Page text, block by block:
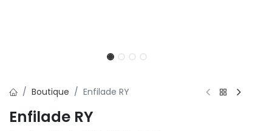
Boutique Enfilade RY
Enfilade RY